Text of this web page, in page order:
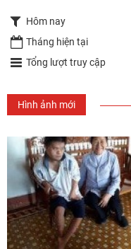
Hôm nay
Tháng hiện tại
Tổng lượt truy cập
Hình ảnh mới